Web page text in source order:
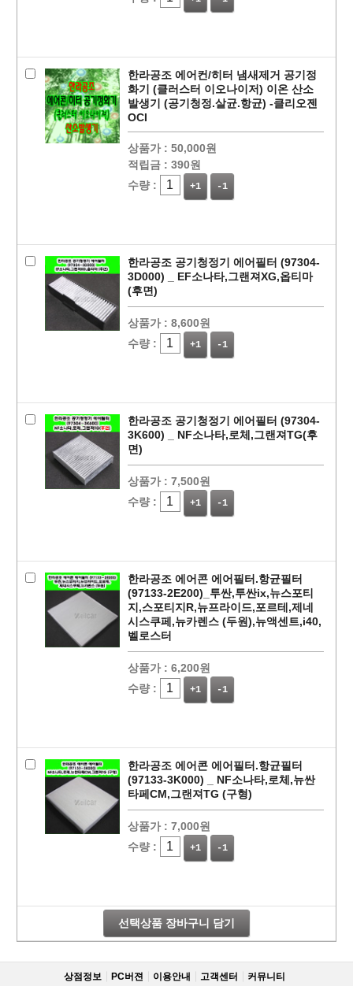
페이코 라이
PAYCO 바로
구매
한라공조 에어컨/히터 냄새제거 공기정
화기 (클러스터 이오나이저) 이온 산소
발생기 (공기청정.살균.항균) -클리오젠
OCI
상품가 : 50,000원
적립금 : 390원
수량 :
+1 -1
한라공조 공기청정기 에어필터 (97304-
3D000) _ EF소나타,그랜져XG,옵티마
(후면)
상품가 : 8,600원
수량 :
+1 -1
한라공조 공기청정기 에어필터 (97304-
3K600) _ NF소나타,로체,그랜져TG(후
면)
상품가 : 7,500원
수량 :
+1 -1
한라공조 에어콘 에어필터.항균필터
(97133-2E200)_투싼,투싼ix,뉴스포티
지,스포티지R,뉴프라이드,포르테,제네
시스쿠페,뉴카렌스 (두원),뉴액센트,i40,
벨로스터
상품가 : 6,200원
수량 :
+1 -1
한라공조 에어콘 에어필터.항균필터
(97133-3K000) _ NF소나타,로체,뉴싼
타페CM,그랜져TG (구형)
상품가 : 7,000원
수량 :
+1 -1
선택상품 장바구니 담기
상점정보 PC버젼 이용안내 고객센터 커뮤니티